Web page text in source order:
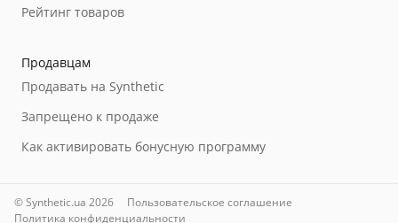
Рейтинг товаров
Продавцам
Продавать на Synthetic
Запрещено к продаже
Как активировать бонусную программу
© Synthetic.ua 2026
Пользовательское соглашение
Политика конфиденциальности